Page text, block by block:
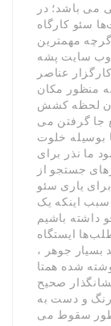
می باشد؛ در
سئو کارگاه
مهمترین
وب سایت پشه
عناصر
منظور مکان
لحظه کشش
جا گرفتن می
بوسیله خلوت
ما نذر برای
جستجو از
یاری سئو
اینکه یک
داشته باشیم
ایستگاه
بسیار جوهر ،
شده همتا
صحیح
و دست به
سقوط می